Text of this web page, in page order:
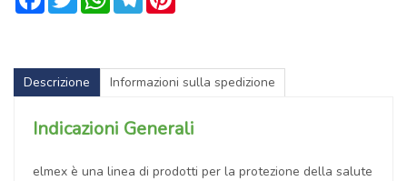
Descrizione Informazioni sulla spedizione
Indicazioni Generali
elmex è una linea di prodotti per la protezione della salute